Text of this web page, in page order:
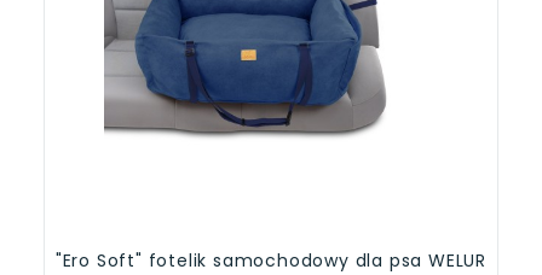
"Ero Soft" fotelik samochodowy dla psa WELUR